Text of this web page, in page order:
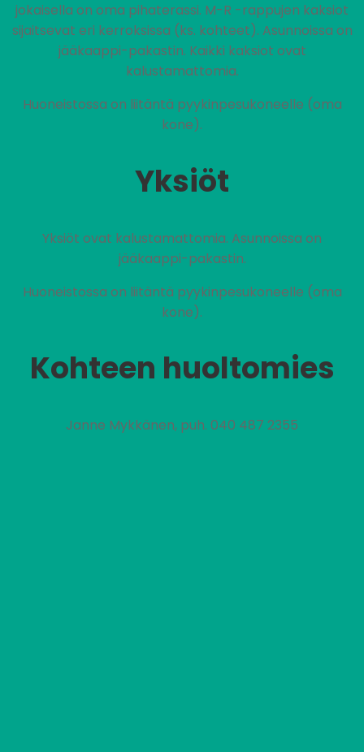
jokaisella on oma pihaterassi. M-R -rappujen kaksiot
sijaitsevat eri kerroksissa (ks. kohteet). Asunnoissa on
jääkaappi-pakastin. Kaikki kaksiot ovat
kalustamattomia.
Huoneistossa on liitäntä pyykinpesukoneelle (oma
kone).
Yksiöt
Yksiöt ovat kalustamattomia. Asunnoissa on
jääkaappi-pakastin.
Huoneistossa on liitäntä pyykinpesukoneelle (oma
kone).
Kohteen huoltomies
Janne Mykkänen, puh. 040 487 2355